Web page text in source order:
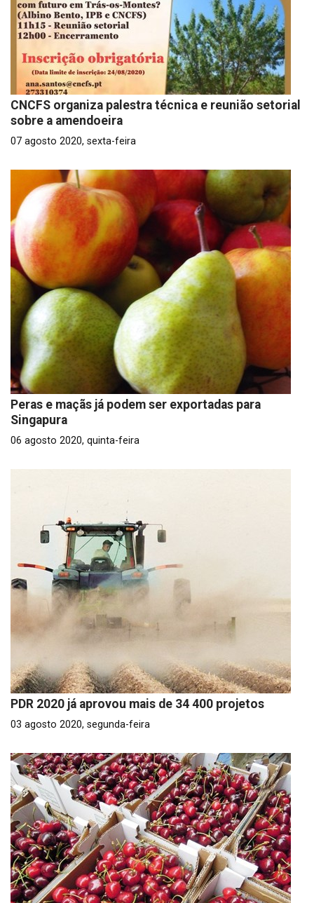
CNCFS organiza palestra técnica e reunião setorial
sobre a amendoeira
07 agosto 2020, sexta-feira
Peras e maçãs já podem ser exportadas para
Singapura
06 agosto 2020, quinta-feira
PDR 2020 já aprovou mais de 34 400 projetos
03 agosto 2020, segunda-feira